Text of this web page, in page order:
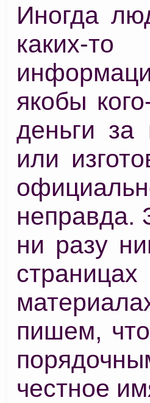
Иногда
каких-
якобы
деньги за
или
неправда.
ни разу
пишем,
честное